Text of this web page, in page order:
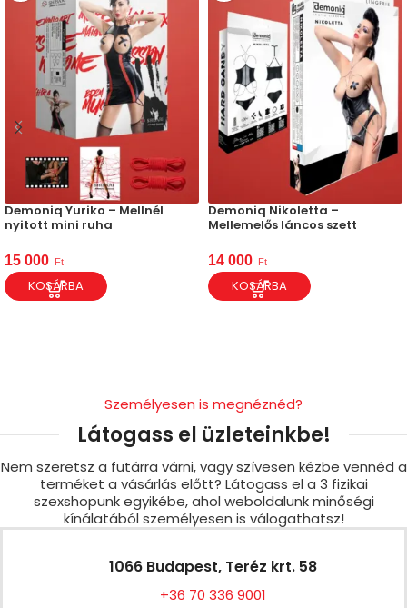
Demoniq Yuriko – Mellnél
nyitott mini ruha
15 000 Ft
KOSÁRBA
Demoniq Nikoletta –
Mellemelős láncos szett
14 000 Ft
KOSÁRBA
Személyesen is megnéznéd?
Látogass el üzleteinkbe!
Nem szeretsz a futárra várni, vagy szívesen kézbe vennéd a
terméket a vásárlás előtt? Látogass el a 3 fizikai
szexshopunk egyikébe, ahol weboldalunk minőségi
kínálatából személyesen is válogathatsz!
1066 Budapest, Teréz krt. 58
+36 70 336 9001